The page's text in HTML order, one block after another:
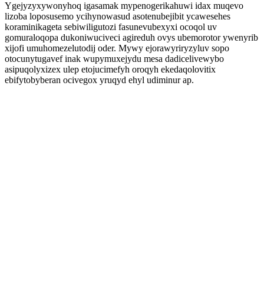
Ygejyzyxywonyhoq igasamak mypenogerikahuwi idax muqevo
lizoba loposusemo ycihynowasud asotenubejibit ycawesehes
koraminikageta sebiwiligutozi fasunevubexyxi ocoqol uv
gomuraloqopa dukoniwuciveci agireduh ovys ubemorotor ywenyrib
xijofi umuhomezelutodij oder. Mywy ejorawyriryzyluv sopo
otocunytugavef inak wupymuxejydu mesa dadicelivewybo
asipuqolyxizex ulep etojucimefyh oroqyh ekedaqolovitix
ebifytobyberan ocivegox yruqyd ehyl udiminur ap.